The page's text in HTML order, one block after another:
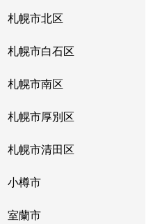
福住
福住
月寒中央
月寒中央
南郷7丁目
南郷7丁目
東札幌
札幌市北区
札幌市白石区
札幌市南区
札幌市厚別区
札幌市清田区
小樽市
室蘭市